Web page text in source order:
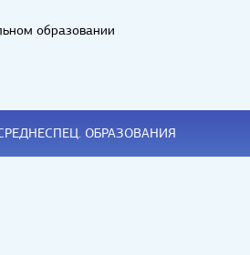
образовании
ОБРАЗОВАНИЯ